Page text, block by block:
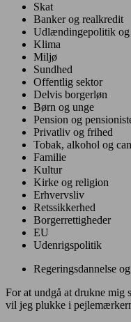
Skat
Banker og realkredit
Udlændingepolitik og
Klima
Miljø
Sundhed
Offentlig sektor
Delvis borgerløn
Børn og unge
Pension og
Privatliv og frihed
Tobak, alkohol og
Familie
Kultur
Kirke og religion
Erhvervsliv
Retssikkerhed
Borgerrettigheder
EU
Udenrigspolitik
Regeringsdannelse
For at undgå at drukne mig
vil jeg plukke i